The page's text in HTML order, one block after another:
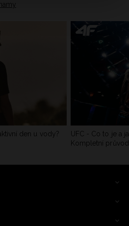
den u vody?
UFC - Co to je a
Kompletní